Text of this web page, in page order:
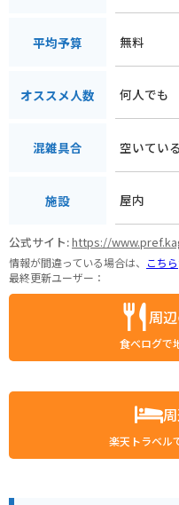
平均予算 無料
オススメ人数 何人でも
混雑具合 空いている
施設 屋内
公式サイト:https://
情報が間違っている場合は、 こちら
最終更新ユーザー：
周
食べログで
楽天トラベル